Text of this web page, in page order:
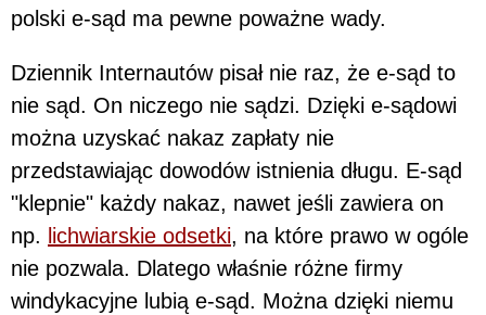
polski e-sąd ma pewne poważne wady.
Dziennik Internautów pisał nie raz, że e-sąd to
nie sąd. On niczego nie sądzi. Dzięki e-sądowi
można uzyskać nakaz zapłaty nie
przedstawiając dowodów istnienia długu. E-sąd
"klepnie" każdy nakaz, nawet jeśli zawiera on
np. lichwiarskie odsetki, na które prawo w ogóle
nie pozwala. Dlatego właśnie różne firmy
windykacyjne lubią e-sąd. Można dzięki niemu